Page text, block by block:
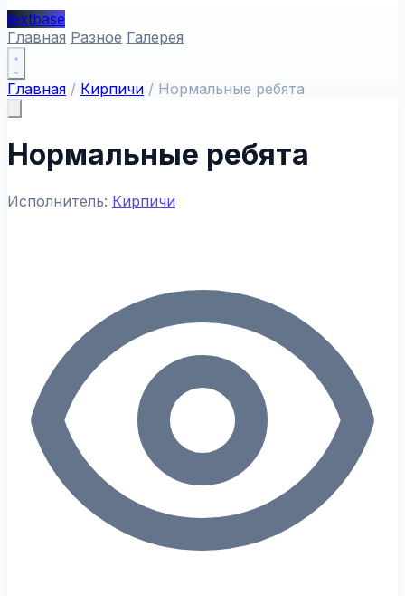
textbase
Главная Разное Галерея
Главная / Кирпичи / Нормальные ребята
Нормальные ребята
Исполнитель: Кирпичи